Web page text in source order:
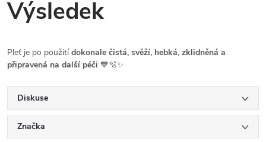
Výsledek
Pleť je po použitídokonale čistá, svěží, hebká, zklidněná a
připravená na další péči 💙🫧✨
Diskuse
Značka